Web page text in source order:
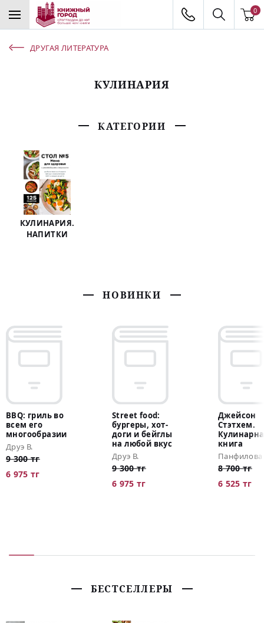
0
ДРУГАЯ ЛИТЕРАТУРА
КУЛИНАРИЯ
КАТЕГОРИИ
КУЛИНАРИЯ.
НАПИТКИ
НОВИНКИ
BBQ: гриль во
всем его
многообразии
Друэ В.
9 300 тг
6 975 тг
Street food:
бургеры, хот-
доги и бейглы
на любой вкус
Друэ В.
9 300 тг
6 975 тг
Джейсон
Стэтхем.
книга
8 700 тг
6 525 тг
БЕСТСЕЛЛЕРЫ